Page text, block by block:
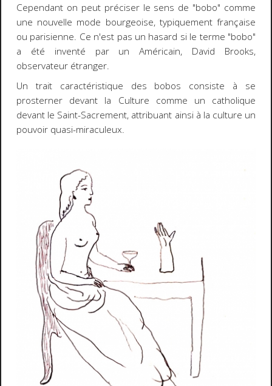
Cependant on peut préciser le sens de "bobo" comme
une nouvelle mode bourgeoise, typiquement française
ou parisienne. Ce n'est pas un hasard si le terme "bobo"
a été inventé par un Américain, David Brooks,
observateur étranger.
Un trait caractéristique des bobos consiste à se
prosterner devant la Culture comme un catholique
devant le Saint-Sacrement, attribuant ainsi à la culture un
pouvoir quasi-miraculeux.